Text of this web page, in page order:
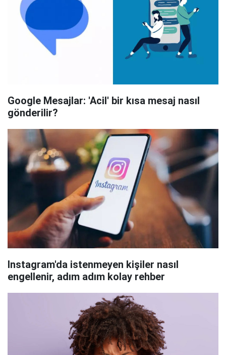
Google Mesajlar: 'Acil' bir kısa mesaj nasıl
gönderilir?
Instagram'da istenmeyen kişiler nasıl
engellenir, adım adım kolay rehber